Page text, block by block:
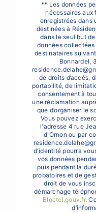
** Les données
nécessaires aux
enregistrées dans
destinées à
dans le seul but
données
destinataires
Bonnardel,
de droits d’accès,
portabilité, de
consentement à
une réclamation
que d’organiser le
Vous pouvez
l'adresse 4 rue
d'Ornon ou par
d'identité pourra
vos données
puis pendant la
probatoires et de
droit de vous
démarchage
Bloctel.gouv.fr.